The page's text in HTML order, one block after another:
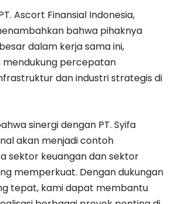
Ascort Finansial Indonesia,
bahwa pihaknya
dalam kerja sama ini,
percepatan
dan industri strategis di
sinergi dengan PT. Syifa
akan menjadi contoh
sektor keuangan dan sektor
memperkuat. Dengan dukungan
tepat, kami dapat membantu